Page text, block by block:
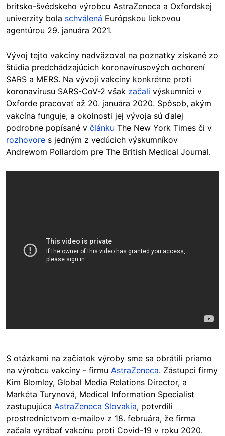
britsko-švédskeho výrobcu AstraZeneca a Oxfordskej
univerzity bola schválená Európskou liekovou
agentúrou 29. januára 2021.
Vývoj tejto vakcíny nadväzoval na poznatky získané zo
štúdia predchádzajúcich koronavírusových ochorení
SARS a MERS. Na vývoji vakcíny konkrétne proti
koronavírusu SARS-CoV-2 však začali výskumníci v
Oxforde pracovať až 20. januára 2020. Spôsob, akým
vakcína funguje, a okolnosti jej vývoja sú ďalej
podrobne popísané v článku The New York Times či v
rozhovore s jedným z vedúcich výskumníkov
Andrewom Pollardom pre The British Medical Journal.
S otázkami na začiatok výroby sme sa obrátili priamo
na výrobcu vakcíny - firmu AstraZeneca. Zástupci firmy
Kim Blomley, Global Media Relations Director, a
Markéta Turynová, Medical Information Specialist
zastupujúca AstraZeneca Slovakia, potvrdili
prostredníctvom e-mailov z 18. februára, že firma
začala vyrábať vakcínu proti Covid-19 v roku 2020.